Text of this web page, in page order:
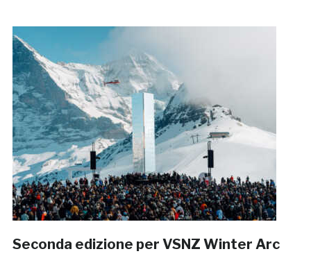
Seconda edizione per VSNZ Winter Arc